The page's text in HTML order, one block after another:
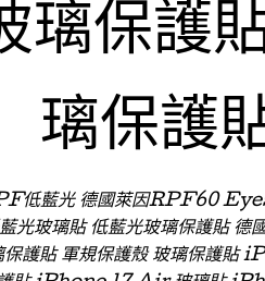
璃保護
璃保護
低藍光 德國萊因RPF60
光玻璃貼 低藍光玻璃保護貼 德
保護貼 軍規保護殼 玻璃保